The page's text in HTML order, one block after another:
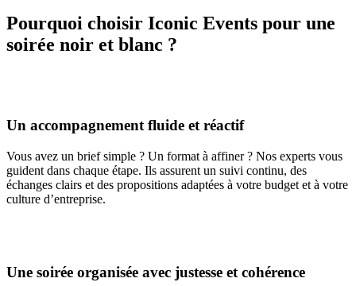
Pourquoi choisir Iconic Events pour une
soirée noir et blanc ?
Un accompagnement fluide et réactif
Vous avez un brief simple ? Un format à affiner ? Nos experts vous
guident dans chaque étape. Ils assurent un suivi continu, des
échanges clairs et des propositions adaptées à votre budget et à votre
culture d’entreprise.
Une soirée organisée avec justesse et cohérence